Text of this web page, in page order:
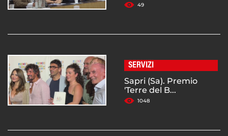
49
SERVIZI
Sapri (Sa). Premio
'Terre del B...
1048